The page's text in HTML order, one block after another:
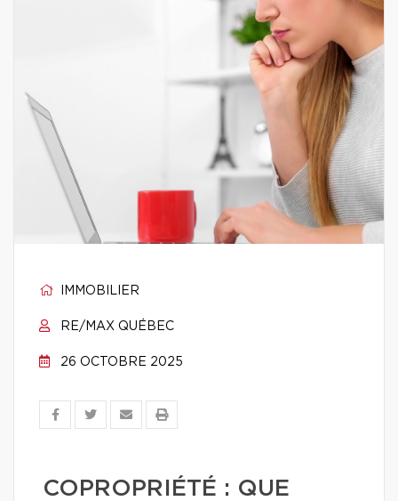
IMMOBILIER
RE/MAX QUÉBEC
26 OCTOBRE 2025
COPROPRIÉTÉ : QUE